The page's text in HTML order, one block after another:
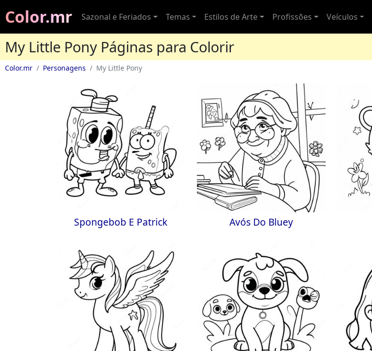
Color.mr Sazonal e Feriados Temas Estilos de Arte Profissões Veículos
My Little Pony Páginas para Colorir
Color.mr Personagens My Little Pony
Spongebob E Patrick Avós Do Bluey